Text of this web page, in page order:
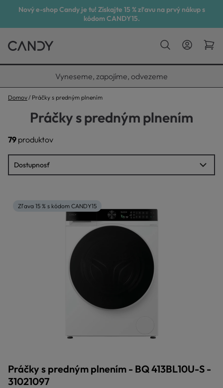
Nový e-shop Candy je tu! Získajte 15 % zľavu na prvý nákup s
kódom CANDY15.
Vyneseme, zapojíme, odvezeme
Domov Práčky s predným plnením
Práčky s predným plnením
79 produktov
Zľava 15 % s kódom CANDY15
Práčky s predným plnením - BQ 413BL10U-S -
31021097